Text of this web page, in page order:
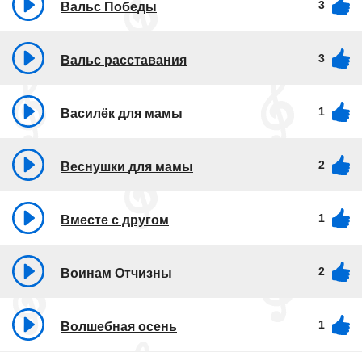
Вальс Победы 3
Вальс расставания 3
Василёк для мамы 1
Веснушки для мамы 2
Вместе с другом 1
Воинам Отчизны 2
Волшебная осень 1